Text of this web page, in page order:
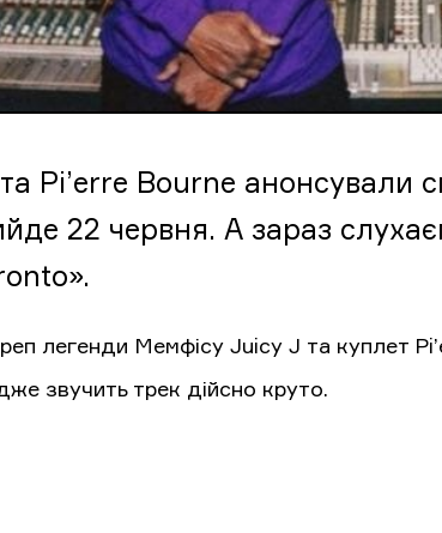
Pi’erre Bourne анонсували
22 червня. А зараз
легенди Мемфісу Juicy J та куплет
звучить трек дійсно круто.